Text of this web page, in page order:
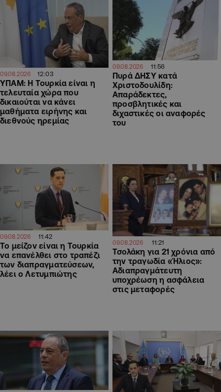
09.08.2026 12:03
ΥΠΑΜ: Η Τουρκία είναι η
τελευταία χώρα που
δικαιούται να κάνει
μαθήματα ειρήνης και
διεθνούς ηρεμίας
09.08.2026 11:56
Πυρά ΔΗΣΥ κατά
Χριστοδουλίδη:
Απαράδεκτες,
προσβλητικές και
διχαστικές οι αναφορές
του
09.08.2026 11:42
Το μείζον είναι η Τουρκία
να επανέλθει στο τραπέζι
των διαπραγματεύσεων,
λέει ο Λετυμπιώτης
09.08.2026 11:21
Τσολάκη για 21 χρόνια από
την τραγωδία «Ήλιος»:
Αδιαπραγμάτευτη
υποχρέωση η ασφάλεια
στις μεταφορές